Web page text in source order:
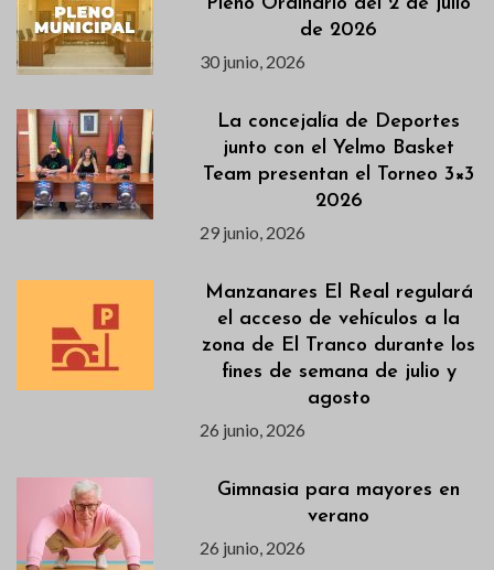
de 2026
30 junio, 2026
La concejalía de Deportes
junto con el Yelmo Basket
Team presentan el Torneo 3×3
2026
29 junio, 2026
Manzanares El Real regulará
el acceso de vehículos a la
zona de El Tranco durante los
fines de semana de julio y
agosto
26 junio, 2026
Gimnasia para mayores en
verano
26 junio, 2026